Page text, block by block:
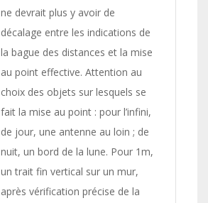
ne devrait plus y avoir de
décalage entre les indications de
la bague des distances et la mise
au point effective. Attention au
choix des objets sur lesquels se
fait la mise au point : pour l’infini,
de jour, une antenne au loin ; de
nuit, un bord de la lune. Pour 1m,
un trait fin vertical sur un mur,
après vérification précise de la